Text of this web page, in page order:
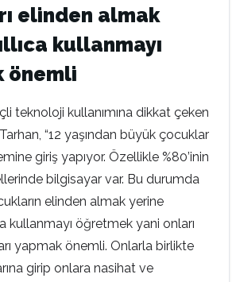
elinden almak
kullanmayı
önemli
teknoloji kullanımına dikkat çeken
“12 yaşından büyük çocuklar
giriş yapıyor. Özellikle %80’inin
bilgisayar var. Bu durumda
elinden almak yerine
kullanmayı öğretmek yani onları
yapmak önemli. Onlarla birlikte
girip onlara nasihat ve